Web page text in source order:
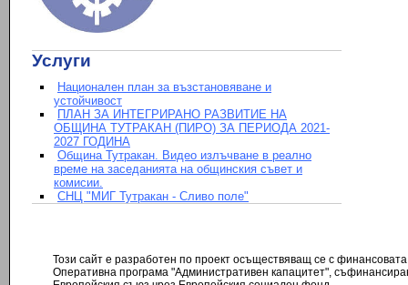
Услуги
Национален план за възстановяване и
устойчивост
ПЛАН ЗА ИНТЕГРИРАНО РАЗВИТИЕ НА
ОБЩИНА ТУТРАКАН (ПИРО) ЗА ПЕРИОДА 2021-
2027 ГОДИНА
Община Тутракан. Видео излъчване в реално
време на заседанията на общинския съвет и
комисии.
СНЦ "МИГ Тутракан - Сливо поле"
Този сайт е разработен по проект осъществяващ се с
Оперативна програма "Административен капацитет",